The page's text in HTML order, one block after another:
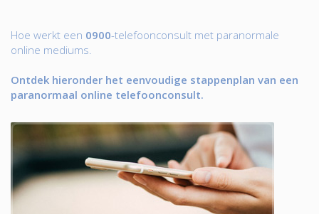
Hoe werkt een 0900-telefoonconsult met paranormale
online mediums.
Ontdek hieronder het eenvoudige stappenplan van een
paranormaal online telefoonconsult.